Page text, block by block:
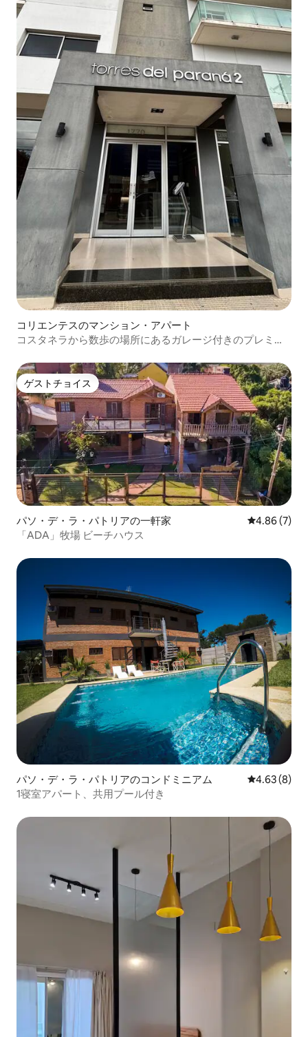
コリエンテスのマンション・アパート
コスタネラから数歩の場所にあるガレージ付きのプレミア
ゲストチョイス
ゲストチョイス
パソ・デ・ラ・パトリアの一軒家 レビュー7
4.86 (7)
「ADA」牧場 ビーチハウス
パソ・デ・ラ・パトリアのコンドミニアム レビュー8
4.63 (8)
1寝室アパート、共用プール付き